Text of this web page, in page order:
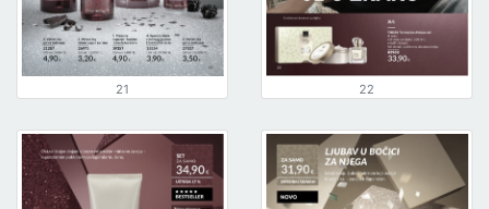
21 22